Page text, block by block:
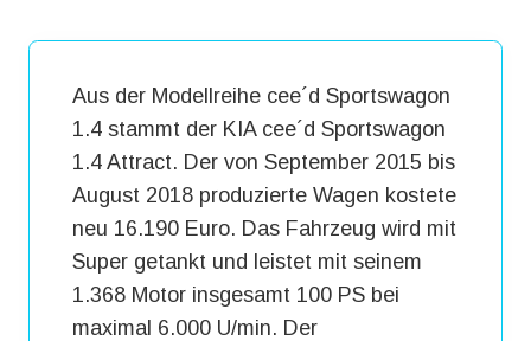
Aus der Modellreihe cee´d Sportswagon
1.4 stammt der KIA cee´d Sportswagon
1.4 Attract. Der von September 2015 bis
August 2018 produzierte Wagen kostete
neu 16.190 Euro. Das Fahrzeug wird mit
Super getankt und leistet mit seinem
1.368 Motor insgesamt 100 PS bei
maximal 6.000 U/min. Der